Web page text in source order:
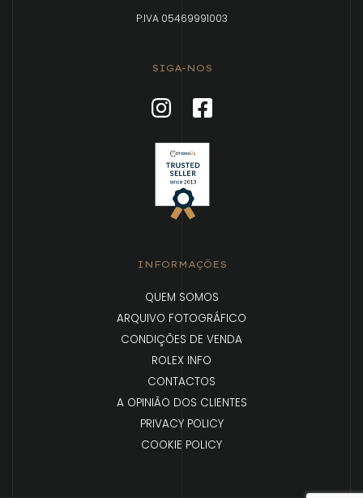
P.IVA 05469991003
SIGA-NOS
INFORMAÇÕES
QUEM SOMOS
ARQUIVO FOTOGRÁFICO
CONDIÇÕES DE VENDA
ROLEX INFO
CONTACTOS
A OPINIÃO DOS CLIENTES
PRIVACY POLICY
COOKIE POLICY